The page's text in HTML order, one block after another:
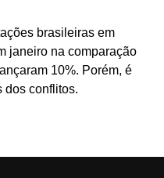
brasileiras em
janeiro na comparação
10%. Porém, é
dos conflitos.